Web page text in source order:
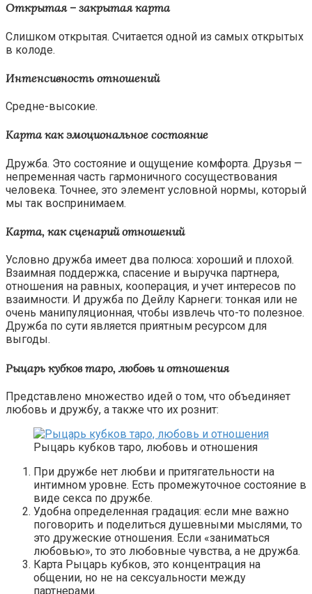
Открытая – закрытая карта
Слишком открытая. Считается одной из самых открытых
в колоде.
Интенсивность отношений
Средне-высокие.
Карта как эмоциональное состояние
Дружба. Это состояние и ощущение комфорта. Друзья —
непременная часть гармоничного сосуществования
человека. Точнее, это элемент условной нормы, который
мы так воспринимаем.
Карта, как сценарий отношений
Условно дружба имеет два полюса: хороший и плохой.
Взаимная поддержка, спасение и выручка партнера,
отношения на равных, кооперация, и учет интересов по
взаимности. И дружба по Дейлу Карнеги: тонкая или не
очень манипуляционная, чтобы извлечь что-то полезное.
Дружба по сути является приятным ресурсом для
выгоды.
Рыцарь кубков таро, любовь и отношения
Представлено множество идей о том, что объединяет
любовь и дружбу, а также что их рознит:
Рыцарь кубков таро, любовь и отношения
При дружбе нет любви и притягательности на
интимном уровне. Есть промежуточное состояние в
виде секса по дружбе.
Удобна определенная градация: если мне важно
поговорить и поделиться душевными мыслями, то
это дружеские отношения. Если «заниматься
любовью», то это любовные чувства, а не дружба.
Карта Рыцарь кубков, это концентрация на
общении, но не на сексуальности между
партнерами.